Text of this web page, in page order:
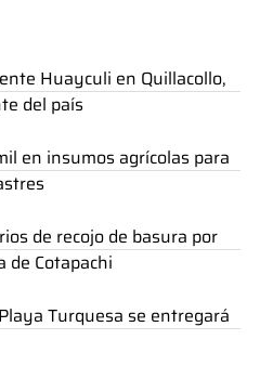
Huayculi en Quillacollo,
del país
en insumos agrícolas para
de recojo de basura por
de Cotapachi
Turquesa se entregará